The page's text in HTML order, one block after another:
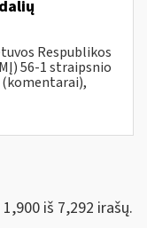
Respublikos
56-1 straipsnio
iš 7,292 irašų.